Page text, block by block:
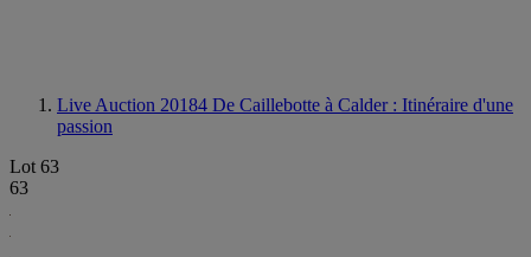
Live Auction 20184 De Caillebotte à Calder : Itinéraire d'une
passion
Lot 63
63